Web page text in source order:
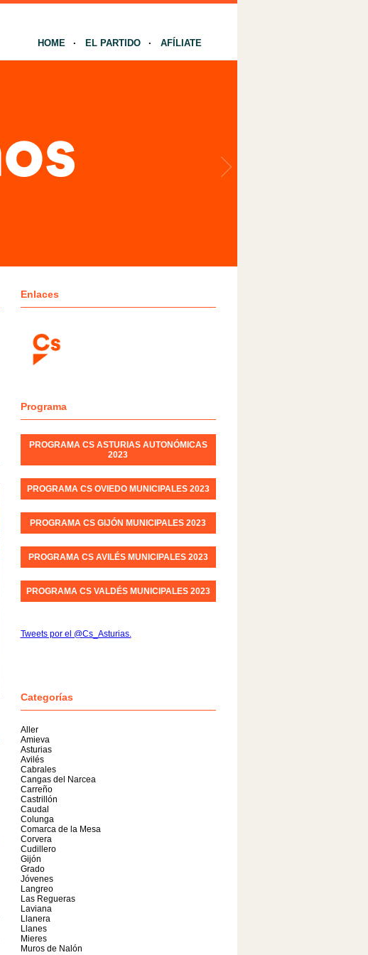
HOME EL PARTIDO AFÍLIATE
Enlaces
Programa
PROGRAMA CS ASTURIAS AUTONÓMICAS
2023
PROGRAMA CS OVIEDO MUNICIPALES 2023
PROGRAMA CS GIJÓN MUNICIPALES 2023
PROGRAMA CS AVILÉS MUNICIPALES 2023
PROGRAMA CS VALDÉS MUNICIPALES 2023
Tweets por el @Cs_Asturias.
Categorías
Aller
Amieva
Asturias
Avilés
Cabrales
Cangas del Narcea
Carreño
Castrillón
Caudal
Colunga
Comarca de la Mesa
Corvera
Cudillero
Gijón
Grado
Jóvenes
Langreo
Las Regueras
Laviana
Llanera
Llanes
Mieres
Muros de Nalón